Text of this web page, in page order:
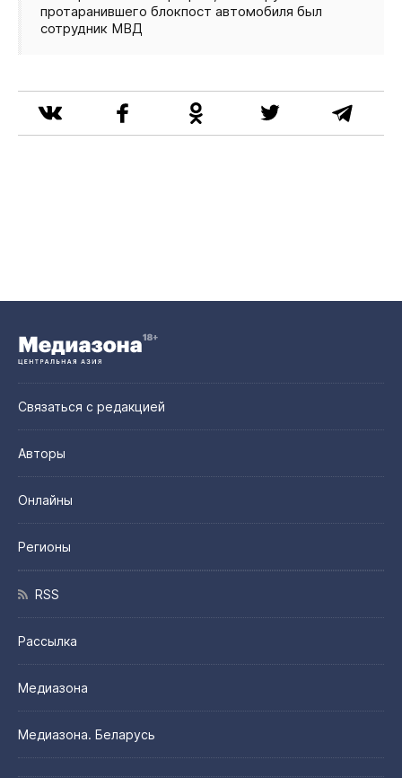
протаранившего блокпост автомобиля был
сотрудник МВД
Связаться с редакцией
Авторы
Онлайны
Регионы
RSS
Рассылка
Медиазона
Медиазона. Беларусь